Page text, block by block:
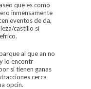
que es como
inmensamente
eventos de da,
castillo si
al que an no
lo encontr
si tienen ganas
cerca
opcin.